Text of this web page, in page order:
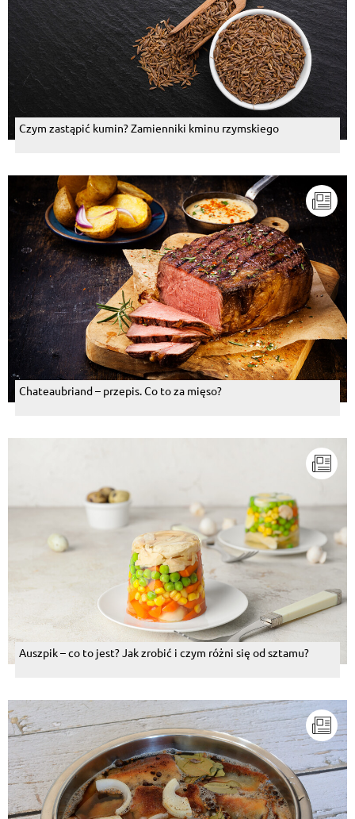
Czym zastąpić kumin? Zamienniki kminu rzymskiego
Chateaubriand – przepis. Co to za mięso?
Auszpik – co to jest? Jak zrobić i czym różni się od sztamu?